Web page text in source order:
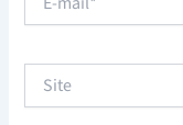
mail*
Site